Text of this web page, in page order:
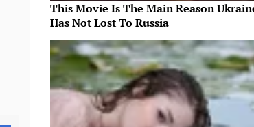
This Movie Is The Main Reason
Has Not Lost To Russia